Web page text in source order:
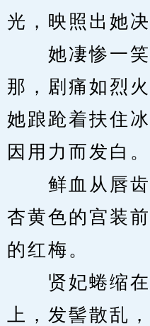
光，映照出她
她凄惨一笑
那，剧痛如烈
她踉跄着扶住
因用力而发白。
鲜血从唇齿
杏黄色的宫装
的红梅。
贤妃蜷缩在
上，发髻散乱